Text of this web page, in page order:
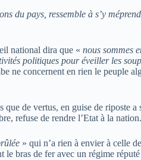
du pays, ressemble à s’y
national dira que « nous sommes
politiques pour éveiller les
ne concernent en rien le peuple
de vertus, en guise de riposte a
refuse de rendre l’Etat à la nation.
» qui n’a rien à envier à celle
le bras de fer avec un régime